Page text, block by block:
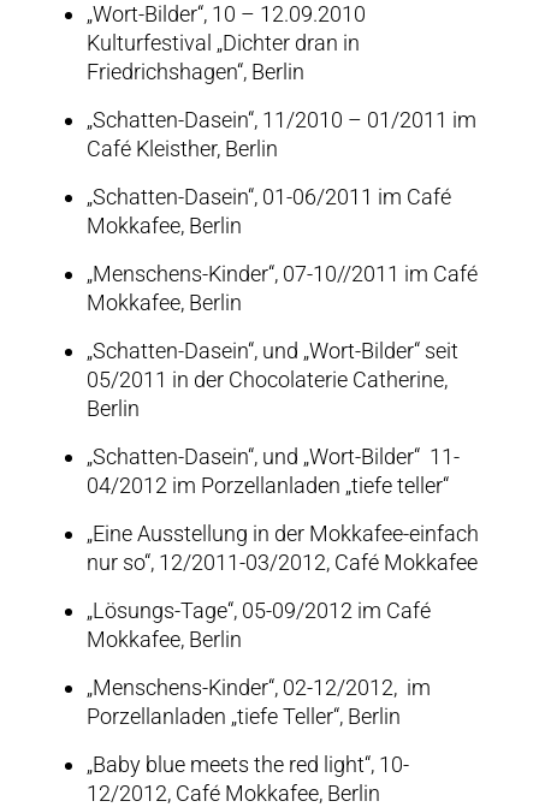
„Wort-Bilder“, 10 – 12.09.2010
Kulturfestival „Dichter dran in
Friedrichshagen“, Berlin
„Schatten-Dasein“, 11/2010 – 01/2011 im
Café Kleisther, Berlin
„Schatten-Dasein“, 01-06/2011 im Café
Mokkafee, Berlin
„Menschens-Kinder“, 07-10//2011 im Café
Mokkafee, Berlin
„Schatten-Dasein“, und „Wort-Bilder“ seit
05/2011 in der Chocolaterie Catherine,
Berlin
„Schatten-Dasein“, und „Wort-Bilder“ 11-
04/2012 im Porzellanladen „tiefe teller“
„Eine Ausstellung in der Mokkafee-einfach
nur so“, 12/2011-03/2012, Café Mokkafee
„Lösungs-Tage“, 05-09/2012 im Café
Mokkafee, Berlin
„Menschens-Kinder“, 02-12/2012, im
Porzellanladen „tiefe Teller“, Berlin
„Baby blue meets the red light“, 10-
12/2012, Café Mokkafee, Berlin